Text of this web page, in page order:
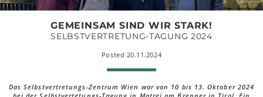
GEMEINSAM SIND WIR STARK!
SELBSTVERTRETUNG-TAGUNG 2024
Posted 20.11.2024
Das Selbstvertretungs-Zentrum Wien war von 10 bis 13. Oktober 2024